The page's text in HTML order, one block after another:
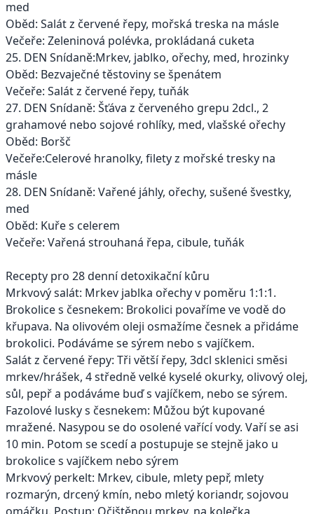
med
Oběd: Salát z červené řepy, mořská treska na másle
Večeře: Zeleninová polévka, prokládaná cuketa
25. DEN Snídaně:Mrkev, jablko, ořechy, med, hrozinky
Oběd: Bezvaječné těstoviny se špenátem
Večeře: Salát z červené řepy, tuňák
27. DEN Snídaně: Šťáva z červeného grepu 2dcl., 2
grahamové nebo sojové rohlíky, med, vlašské ořechy
Oběd: Boršč
Večeře:Celerové hranolky, filety z mořské tresky na
másle
28. DEN Snídaně: Vařené jáhly, ořechy, sušené švestky,
med
Oběd: Kuře s celerem
Večeře: Vařená strouhaná řepa, cibule, tuňák
Recepty pro 28 denní detoxikační kůru
Mrkvový salát: Mrkev jablka ořechy v poměru 1:1:1.
Brokolice s česnekem: Brokolici povaříme ve vodě do
křupava. Na olivovém oleji osmažíme česnek a přidáme
brokolici. Podáváme se sýrem nebo s vajíčkem.
Salát z červené řepy: Tři větší řepy, 3dcl sklenici směsi
mrkev/hrášek, 4 středně velké kyselé okurky, olivový olej,
sůl, pepř a podáváme buď s vajíčkem, nebo se sýrem.
Fazolové lusky s česnekem: Můžou být kupované
mražené. Nasypou se do osolené vařící vody. Vaří se asi
10 min. Potom se scedí a postupuje se stejně jako u
brokolice s vajíčkem nebo sýrem
Mrkvový perkelt: Mrkev, cibule, mlety pepř, mlety
rozmarýn, drcený kmín, nebo mletý koriandr, sojovou